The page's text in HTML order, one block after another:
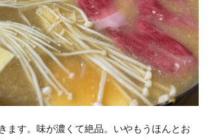
ます。味が濃くて絶品。いやもうほんとお